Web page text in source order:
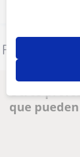
Otros
que